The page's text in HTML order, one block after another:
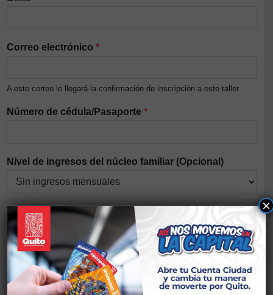
Correo electrónico *
A este correo le llegará la confirmación de inscripción a este taller
Número de cédula/Pasaporte *
Nivel de ingresos del núcleo familiar (Opcional)
Género
Auto identificación étnica*
×